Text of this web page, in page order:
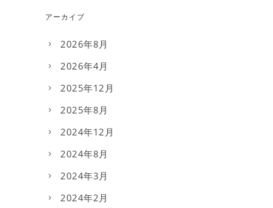
アーカイブ
2026年8月
2026年4月
2025年12月
2025年8月
2024年12月
2024年8月
2024年3月
2024年2月